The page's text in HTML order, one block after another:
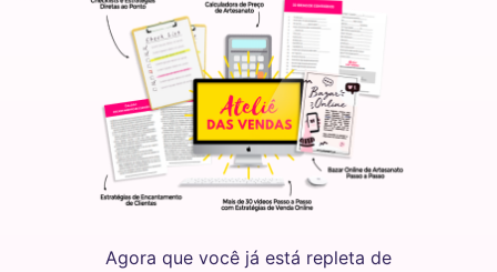
Agora que você já está repleta de